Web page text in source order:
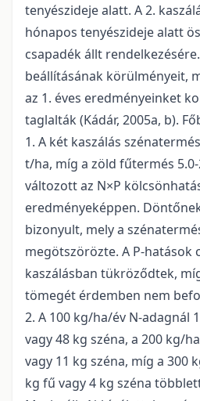
tenyészideje alatt. A 2.
hónapos tenyészideje alatt
csapadék állt
beállításának körülményeit,
az 1. éves eredményeinket
taglalták (Kádár, 2005a, b).
1. A két kaszálás
t/ha, míg a zöld fűtermés
változott az N×P
eredményeképpen.
bizonyult, mely a
megötszörözte. A P-hatások
kaszálásban tükröződtek,
tömegét érdemben nem
2. A 100 kg/ha/év N-adagnál
vagy 48 kg széna, a 200 kg/
vagy 11 kg széna, míg a 300
kg fű vagy 4 kg széna